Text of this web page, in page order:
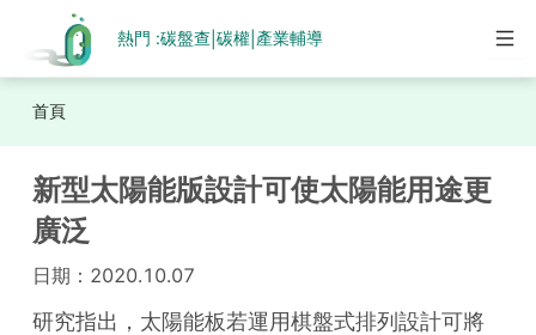
熱門 :碳盤查 碳權| 產業輔導
首頁
新型太陽能版設計可使太陽能用途更
廣泛
日期： 2020.10.07
研究指出，太陽能板若運用棋盤式排列設計可將